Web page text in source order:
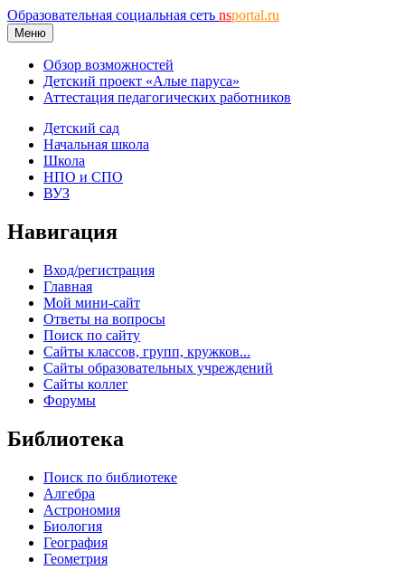
Образовательная социальная сеть nsportal.ru
Меню
Обзор возможностей
Детский проект «Алые паруса»
Аттестация педагогических работников
Детский сад
Начальная школа
Школа
НПО и СПО
ВУЗ
Навигация
Вход/регистрация
Главная
Мой мини-сайт
Ответы на вопросы
Поиск по сайту
Сайты классов, групп, кружков...
Сайты образовательных учреждений
Сайты коллег
Форумы
Библиотека
Поиск по библиотеке
Алгебра
Астрономия
Биология
География
Геометрия